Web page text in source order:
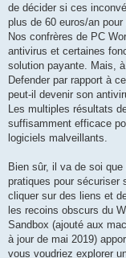
de décider si ces
plus de 60 euros/an
Nos confrères de PC
antivirus et certaines
solution payante. Mais,
Defender par rapport à
peut-il devenir son
Les multiples résultats
suffisamment efficace
logiciels malveillants.
Bien sûr, il va de soi que
pratiques pour sécuriser
cliquer sur des liens et
les recoins obscurs du
Sandbox (ajouté aux
à jour de mai 2019)
vous voudriez explorer